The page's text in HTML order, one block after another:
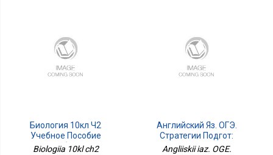
Биология 10кл Ч2
Учебное Пособие
Углубл. Ур
Biologiia 10kl ch2
Английский Яз. ОГЭ.
Стратегии Подгот:
Чтение.Аудир
Angliiskii iaz. OGE.